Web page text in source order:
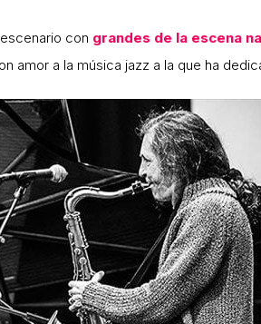
con grandes de la escena
amor a la música jazz a la que ha